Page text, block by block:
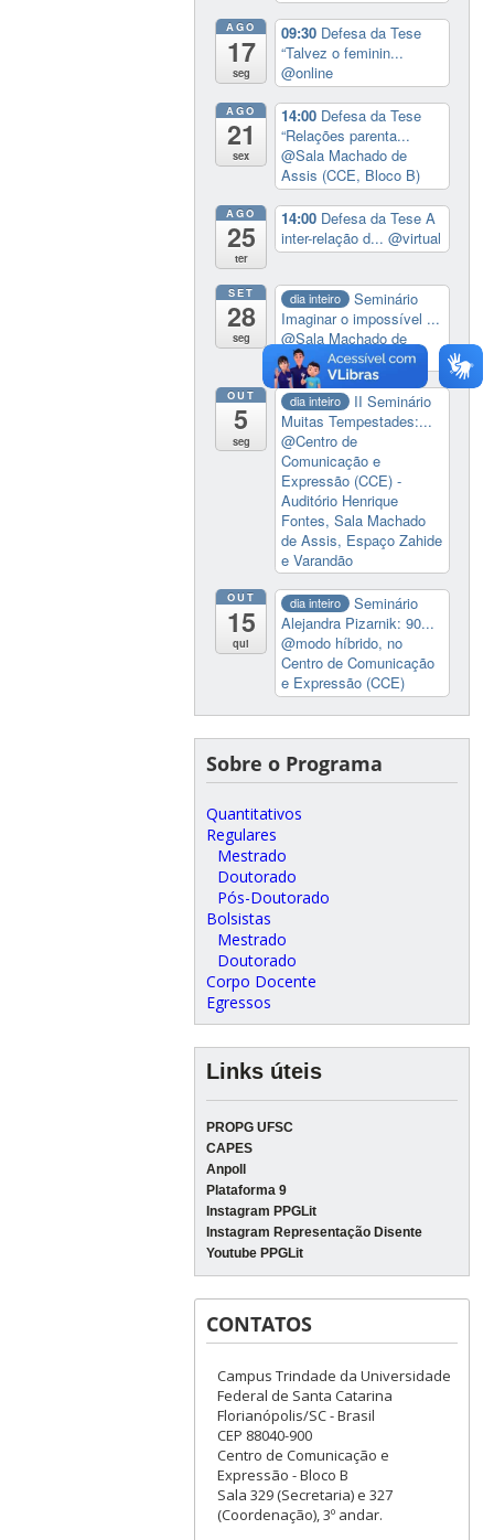
AGO
17
seg
09:30 Defesa da Tese
“Talvez o feminin...
@online
AGO
21
sex
14:00 Defesa da Tese
“Relações parenta...
@Sala Machado de
Assis (CCE, Bloco B)
AGO
25
ter
14:00 Defesa da Tese A
inter-relação d...@virtual
SET
28
seg
dia inteiro
Seminário
Imaginar o impossível ...
@Sala Machado de
Assis (CCE, Bloco B)
OUT
5
seg
dia inteiro
II Seminário
Muitas Tempestades:...
@Centro de
Comunicação e
Expressão (CCE) -
Auditório Henrique
Fontes, Sala Machado
de Assis, Espaço Zahide
e Varandão
OUT
15
qui
dia inteiro
Seminário
Alejandra Pizarnik: 90...
@modo híbrido, no
Centro de Comunicação
e Expressão (CCE)
Sobre o Programa
Quantitativos
Regulares
Mestrado
Doutorado
Pós-Doutorado
Bolsistas
Mestrado
Doutorado
Corpo Docente
Egressos
Links úteis
PROPG UFSC
CAPES
Anpoll
Plataforma 9
Instagram PPGLit
Instagram Representação Disente
Youtube PPGLit
CONTATOS
Campus Trindade da Universidade
Federal de Santa Catarina
Florianópolis/SC - Brasil
CEP 88040-900
Centro de Comunicação e
Expressão - Bloco B
Sala 329 (Secretaria) e 327
(Coordenação), 3º andar.